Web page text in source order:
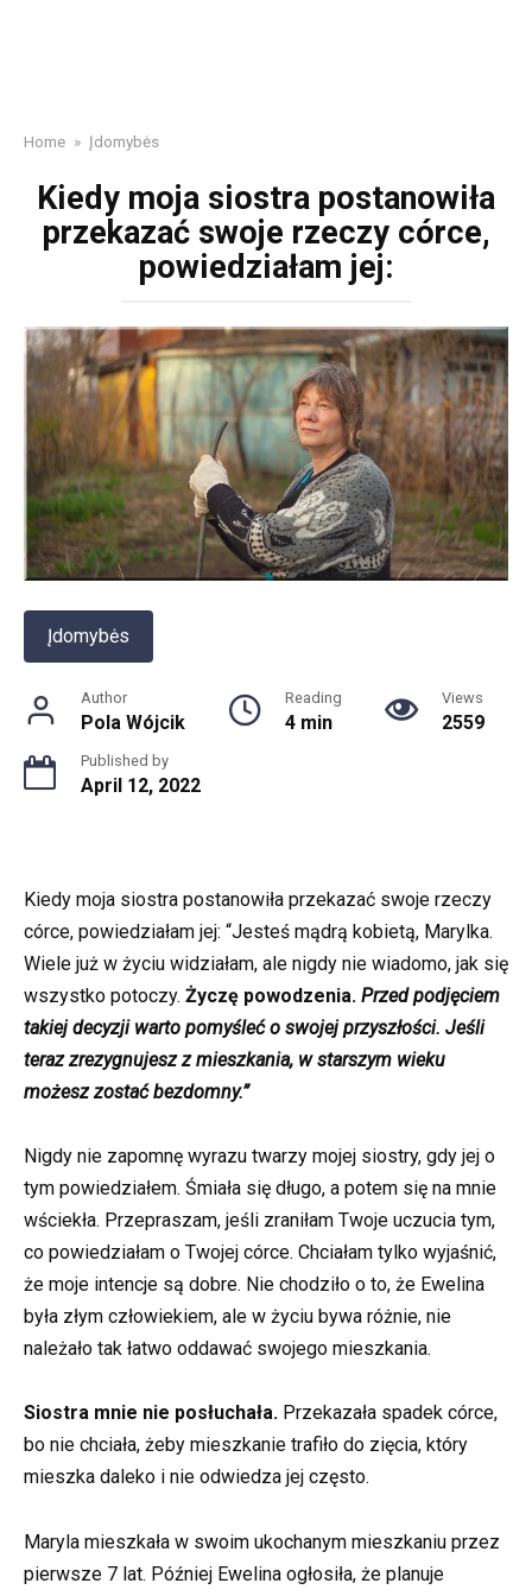
Home » Įdomybės
Kiedy moja siostra postanowiła
przekazać swoje rzeczy córce,
powiedziałam jej:
Įdomybės
Author
Pola Wójcik
Reading
4 min
Views
2559
Published by
April 12, 2022
Kiedy moja siostra postanowiła przekazać swoje rzeczy
córce, powiedziałam jej: “Jesteś mądrą kobietą, Marylka.
Wiele już w życiu widziałam, ale nigdy nie wiadomo, jak się
wszystko potoczy. Życzę powodzenia. Przed podjęciem
takiej decyzji warto pomyśleć o swojej przyszłości. Jeśli
teraz zrezygnujesz z mieszkania, w starszym wieku
możesz zostać bezdomny.”
Nigdy nie zapomnę wyrazu twarzy mojej siostry, gdy jej o
tym powiedziałem. Śmiała się długo, a potem się na mnie
wściekła. Przepraszam, jeśli zraniłam Twoje uczucia tym,
co powiedziałam o Twojej córce. Chciałam tylko wyjaśnić,
że moje intencje są dobre. Nie chodziło o to, że Ewelina
była złym człowiekiem, ale w życiu bywa różnie, nie
należało tak łatwo oddawać swojego mieszkania.
Siostra mnie nie posłuchała. Przekazała spadek córce,
bo nie chciała, żeby mieszkanie trafiło do zięcia, który
mieszka daleko i nie odwiedza jej często.
Maryla mieszkała w swoim ukochanym mieszkaniu przez
pierwsze 7 lat. Później Ewelina ogłosiła, że planuje